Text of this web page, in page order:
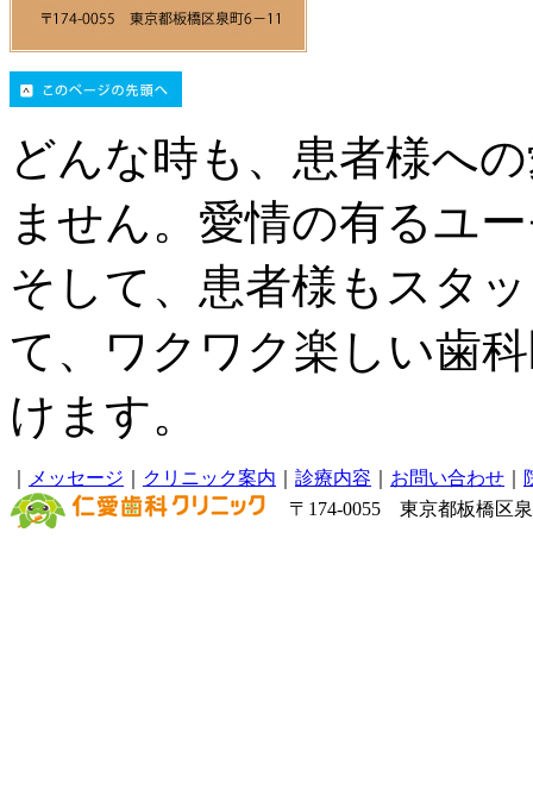
どんな時も、患者様へ
ません。愛情の有るユ
そして、患者様もスタ
て、ワクワク楽しい歯
けます。
メッセージ クリニック案内 診療内容 お問い合わせ
〒174-0055 東京都板橋区